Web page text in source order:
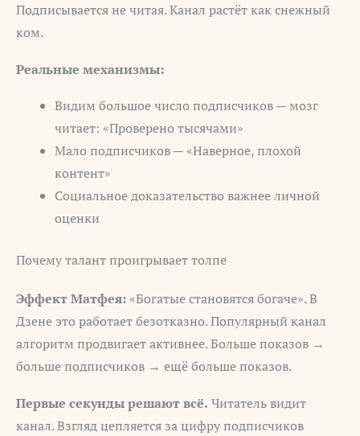
Подписывается не читая. Канал растёт как снежный
ком.
Реальные механизмы:
Видим большое число подписчиков — мозг
читает: «Проверено тысячами»
Мало подписчиков — «Наверное, плохой
контент»
Социальное доказательство важнее личной
оценки
Почему талант проигрывает толпе
Эффект Матфея:«Богатые становятся богаче». В
Дзене это работает безотказно. Популярный канал
алгоритм продвигает активнее. Больше показов →
больше подписчиков → ещё больше показов.
Первые секунды решают всё. Читатель видит
канал. Взгляд цепляется за цифру подписчиков